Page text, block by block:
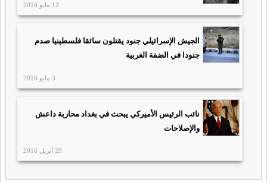
12 مايو 2016
الجيش الإسرائيلي جنود يقتلون سائقا فلسطينيا صدم
جنودا في الضفة الغربية
3 مايو 2016
نائب الرئيس الأميركي يبحث في بغداد محاربة داعش
والإصلاحات
29 أبريل 2016